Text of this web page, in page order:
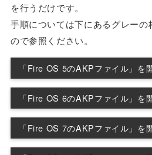
を行うだけです。
手順については下にあるグレー
ので参照ください。
「Fire OS 5のAKPファイル」を
順にダウンロードし、順にイン
Google Account Manager
(Android 5.0+)
Google Account Manager
「Fire OS 6のAKPファイル」を
順にダウンロードし、順にイン
Google Account
「Fire OS 7のAKPファイル」を
順にダウンロードし、順にイン